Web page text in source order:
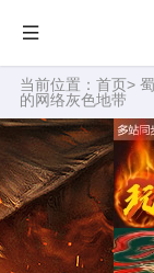
当前位置： 首页>
的网络灰色地带